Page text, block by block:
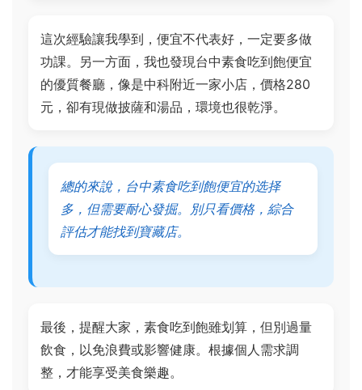
這次經驗讓我學到，便宜不代表好，一定要多做
功課。另一方面，我也發現台中素食吃到飽便宜
的優質餐廳，像是中科附近一家小店，價格280
元，卻有現做披薩和湯品，環境也很乾淨。
總的來說，台中素食吃到飽便宜的选择
多，但需要耐心發掘。別只看價格，綜合
評估才能找到寶藏店。
最後，提醒大家，素食吃到飽雖划算，但別過量
飲食，以免浪費或影響健康。根據個人需求調
整，才能享受美食樂趣。